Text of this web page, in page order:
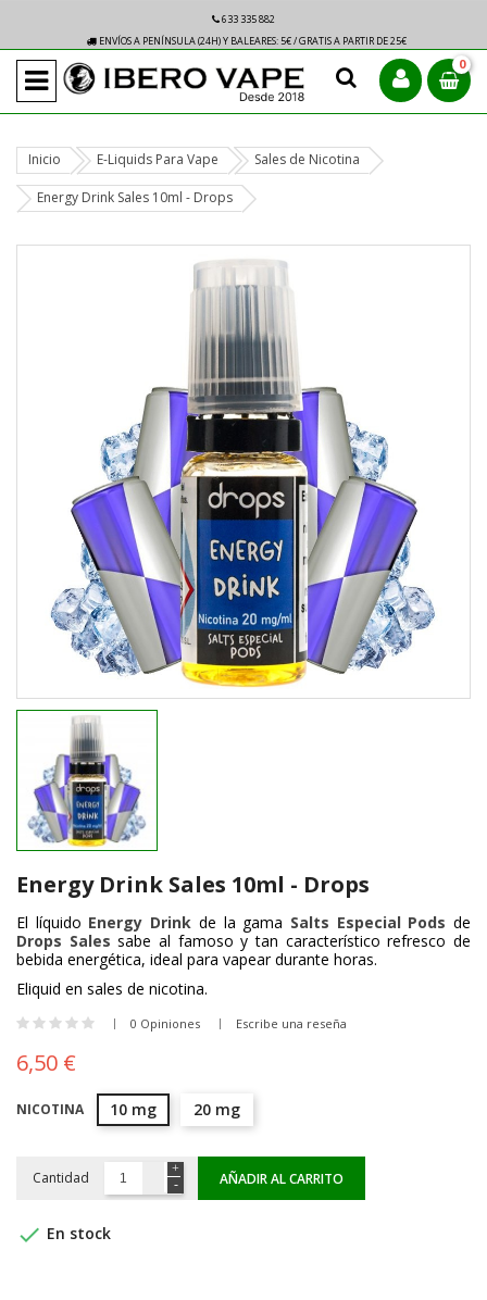
633 335 882
ENVÍOS A PENÍNSULA (24H) Y BALEARES: 5€ / GRATIS A PARTIR DE 25€
0
Inicio E-Liquids Para Vape Sales de Nicotina
Energy Drink Sales 10ml - Drops
Energy Drink Sales 10ml - Drops
El líquido Energy Drink de la gama Salts Especial Pods de
Drops Sales sabe al famoso y tan característico refresco de
bebida energética, ideal para vapear durante horas.
Eliquid en sales de nicotina.
0 Opiniones Escribe una reseña
6,50 €
NICOTINA 10 mg 20 mg
Cantidad AÑADIR AL CARRITO
 En stock